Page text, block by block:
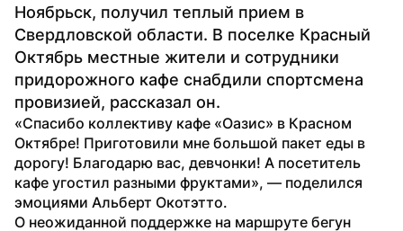
Ноябрьск, получил теплый прием в
Свердловской области. В поселке Красный
Октябрь местные жители и сотрудники
придорожного кафе снабдили спортсмена
провизией, рассказал он.
«Спасибо коллективу кафе «Оазис» в Красном
Октябре! Приготовили мне большой пакет еды в
дорогу! Благодарю вас, девчонки! А посетитель
кафе угостил разными фруктами», — поделился
эмоциями Альберт Окотэтто.